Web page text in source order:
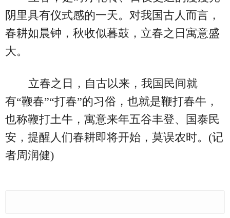
阴里具有仪式感的一天。对我国古人而言，
春耕如晨钟，秋收似暮鼓，立春之日寓意盛
大。
立春之日，自古以来，我国民间就
有“鞭春”“打春”的习俗，也就是鞭打春牛，
也称鞭打土牛，寓意来年五谷丰登、国泰民
安，提醒人们春耕即将开始，莫误农时。(记
者周润健)